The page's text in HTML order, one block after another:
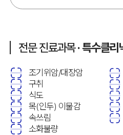
전문 진료과목· 특수클리
조기위암/대장암
구취
식도
목(인두) 이물감
속쓰림
소화불량